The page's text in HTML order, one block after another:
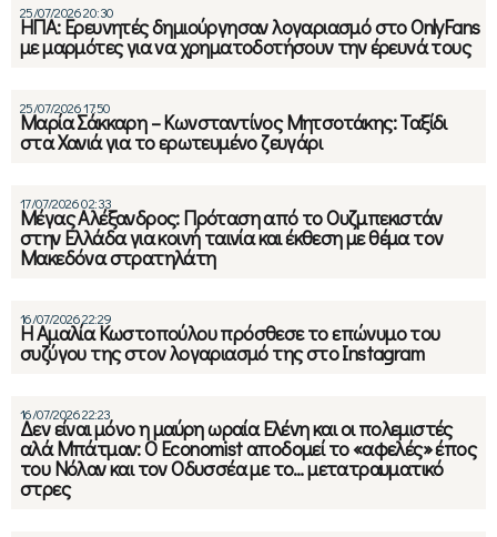
25/07/2026 20:30
ΗΠΑ: Ερευνητές δημιούργησαν λογαριασμό στο OnlyFans
με μαρμότες για να χρηματοδοτήσουν την έρευνά τους
25/07/2026 17:50
Μαρία Σάκκαρη – Κωνσταντίνος Μητσοτάκης: Ταξίδι
στα Χανιά για το ερωτευμένο ζευγάρι
17/07/2026 02:33
Μέγας Αλέξανδρος: Πρόταση από το Ουζμπεκιστάν
στην Ελλάδα για κοινή ταινία και έκθεση με θέμα τον
Μακεδόνα στρατηλάτη
16/07/2026 22:29
Η Αμαλία Κωστοπούλου πρόσθεσε το επώνυμο του
συζύγου της στον λογαριασμό της στο Instagram
16/07/2026 22:23
Δεν είναι μόνο η μαύρη ωραία Ελένη και οι πολεμιστές
αλά Μπάτμαν: Ο Economist αποδομεί το «αφελές» έπος
του Νόλαν και τον Οδυσσέα με το… μετατραυματικό
στρες